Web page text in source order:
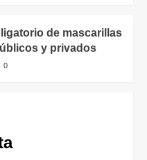
de mascarillas
y privados
0